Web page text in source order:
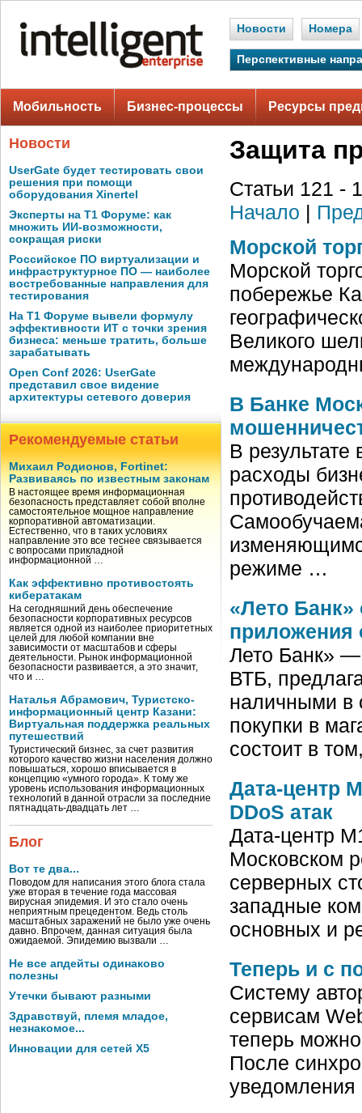
Новости Номера
Перспективные
Мобильность Бизнес-процессы Ресурсы
Новости
UserGate будет тестировать свои
решения при помощи
оборудования Xinertel
Эксперты на Т1 Форуме: как
множить ИИ-возможности,
сокращая риски
Российское ПО виртуализации и
инфраструктурное ПО — наиболее
востребованные направления для
тестирования
На Т1 Форуме вывели формулу
эффективности ИТ с точки зрения
бизнеса: меньше тратить, больше
зарабатывать
Open Conf 2026: UserGate
представил свое видение
архитектуры сетевого доверия
Рекомендуемые статьи
Михаил Родионов, Fortinet:
Развиваясь по известным законам
В настоящее время информационная
безопасность представляет собой вполне
самостоятельное мощное направление
корпоративной автоматизации.
Естественно, что в таких условиях
направление это все теснее связывается
с вопросами прикладной
информационной …
Как эффективно противостоять
кибератакам
На сегодняшний день обеспечение
безопасности корпоративных ресурсов
является одной из наиболее приоритетных
целей для любой компании вне
зависимости от масштабов и сферы
деятельности. Рынок информационной
безопасности развивается, а это значит,
что и …
Наталья Абрамович, Туристско-
информационный центр Казани:
Виртуальная поддержка реальных
путешествий
Туристический бизнес, за счет развития
которого качество жизни населения должно
повышаться, хорошо вписывается в
концепцию «умного города». К тому же
уровень использования информационных
технологий в данной отрасли за последние
пятнадцать-двадцать лет …
Блог
Вот те два...
Поводом для написания этого блога стала
уже вторая в течение года массовая
вирусная эпидемия. И это стало очень
неприятным прецедентом. Ведь столь
масштабных заражений не было уже очень
давно. Впрочем, данная ситуация была
ожидаемой. Эпидемию вызвали …
Не все апдейты одинаково
полезны
Утечки бывают разными
Здравствуй, племя младое,
незнакомое...
Инновации для сетей X5
Защита
Статьи 121 -
Начало |
Морской
Морской
побережье
Великого
В Банке
В
расходы
режиме …
«Лето
приложения
Лето Банк»
ВТБ,
наличными в
покупки в
состоит в
Дата-центр
DDoS атак
Дата-центр
Московском
серверных
западные
основных и
Теперь и с
Систему
сервисам
теперь
После